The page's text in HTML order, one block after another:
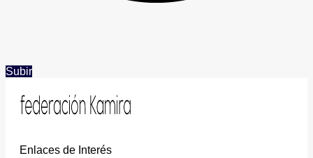
Subir
Enlaces de Interés